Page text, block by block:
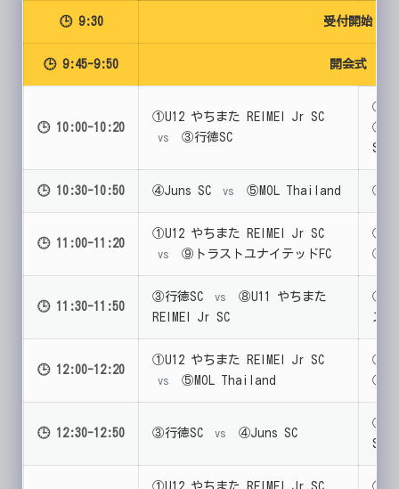
🕒 9:30 受付開始
🕒 9:45-9:50 開会式
🕒 10:00-10:20
①U12 やちまた REIMEI Jr SC
vs ③行徳SC
②ア
SC
🕒 10:30-10:50 ④Juns SC vs ⑤MOL Thailand
🕒 11:00-11:20
①U12 やちまた REIMEI Jr SC
vs ⑨トラストユナイテッドFC
②ア
🕒 11:30-11:50
③行徳SC vs
⑧U11 やちまた
REIMEI Jr SC
ス
🕒 12:00-12:20
①U12 やちまた REIMEI Jr SC
vs ⑤MOL Thailand
②ア
⑨ト
🕒 12:30-12:50 ③行徳SC vs ④Juns SC
SC
①U12 やちまた REIMEI Jr SC ②ア